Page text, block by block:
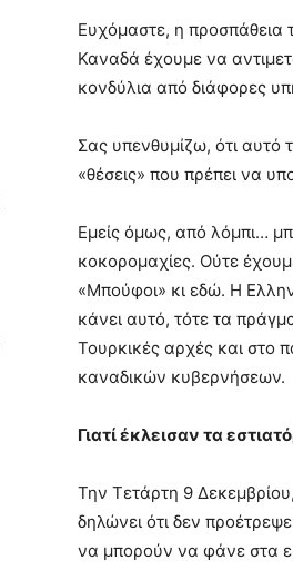
Ευχόμαστε, η προσπάθεια
Καναδά έχουμε να
κονδύλια από διάφορες
Σας υπενθυμίζω, ότι αυτό
«θέσεις» που πρέπει να
Εμείς όμως, από λόμπι…
κοκορομαχίες. Ούτε
«Μπούφοι» κι εδώ. Η
κάνει αυτό, τότε τα
Τουρκικές αρχές και στο
καναδικών κυβερνήσεων.
Γιατί έκλεισαν τα
Την Τετάρτη 9
δηλώνει ότι δεν
να μπορούν να φάνε στα